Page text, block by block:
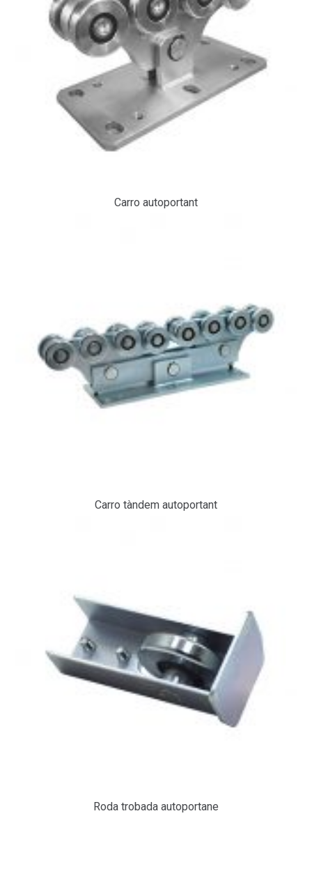
Carro autoportant
Carro tàndem autoportant
Roda trobada autoportane